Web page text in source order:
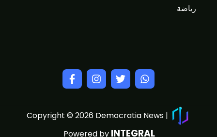
رياضة
Powered by INTEGRAL